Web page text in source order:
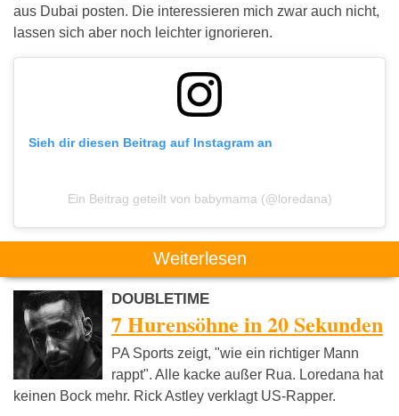
aus Dubai posten. Die interessieren mich zwar auch nicht,
lassen sich aber noch leichter ignorieren.
Sieh dir diesen Beitrag auf Instagram an
Ein Beitrag geteilt von babymama (@loredana)
Weiterlesen
DOUBLETIME
7 Hurensöhne in 20 Sekunden
PA Sports zeigt, "wie ein richtiger Mann
rappt". Alle kacke außer Rua. Loredana hat
keinen Bock mehr. Rick Astley verklagt US-Rapper.